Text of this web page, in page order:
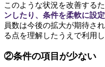
このような状況を改善するた
ンしたり、条件を柔軟に設
員数は今後の拡大が期待さ
る点を理解したうえで利用し
②条件の項目が少ない